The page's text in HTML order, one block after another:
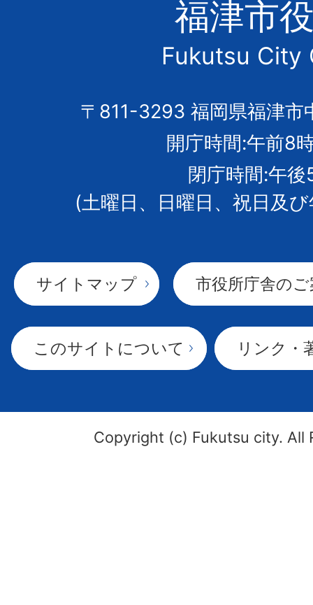
市
の
市
章
福津市
Fukutsu City
〒811-3293 福岡県福津市
開庁時間:午前8
閉庁時間:午後
(土曜日、日曜日、祝日及
サイトマップ 市役所庁舎の
このサイトについて リンク・
Copyright (c) Fukutsu city. All